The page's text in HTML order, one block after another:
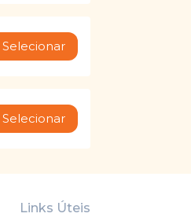
Selecionar
Selecionar
Links Úteis